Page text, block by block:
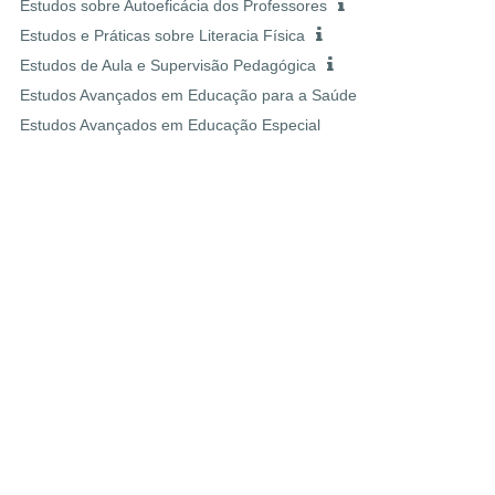
Estudos sobre Autoeficácia dos Professores
Estudos e Práticas sobre Literacia Física
Estudos de Aula e Supervisão Pedagógica
Estudos Avançados em Educação para a Saúde
Estudos Avançados em Educação Especial